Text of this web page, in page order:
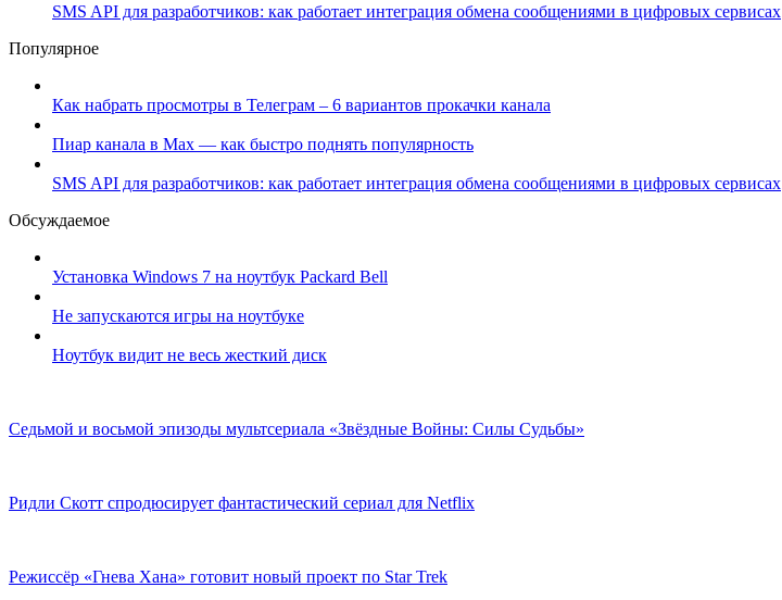
SMS API для разработчиков: как работает интеграция обмена сообщениями в цифровых сервисах
Популярное
Как набрать просмотры в Телеграм – 6 вариантов прокачки канала
Пиар канала в Max — как быстро поднять популярность
SMS API для разработчиков: как работает интеграция обмена сообщениями в цифровых сервисах
Обсуждаемое
Установка Windows 7 на ноутбук Packard Bell
Не запускаются игры на ноутбуке
Ноутбук видит не весь жесткий диск
Седьмой и восьмой эпизоды мультсериала «Звёздные Войны: Силы Судьбы»
Ридли Скотт спродюсирует фантастический сериал для Netflix
Режиссёр «Гнева Хана» готовит новый проект по Star Trek